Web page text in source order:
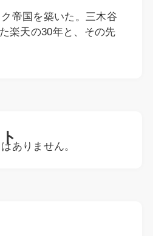
帝国を築いた。三木谷
楽天の30年と、その先
ありません。